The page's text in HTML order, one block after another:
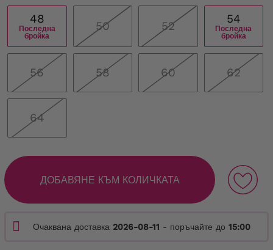
48
Последна
бройка
50 52
54
Последна
бройка
56 58 60 62
64
ДОБАВЯНЕ КЪМ КОЛИЧКАТА
Очаквана доставка 2026-08-11 - поръчайте до 15:00